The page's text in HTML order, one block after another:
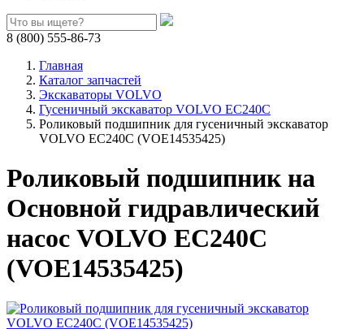
8 (800) 555-86-73
Главная
Каталог запчастей
Экскаваторы VOLVO
Гусеничный экскаватор VOLVO EC240C
Роликовый подшипник для гусеничный экскаватор
VOLVO EC240C (VOE14535425)
Роликовый подшипник на
Основной гидравлический
насос VOLVO EC240C
(VOE14535425)